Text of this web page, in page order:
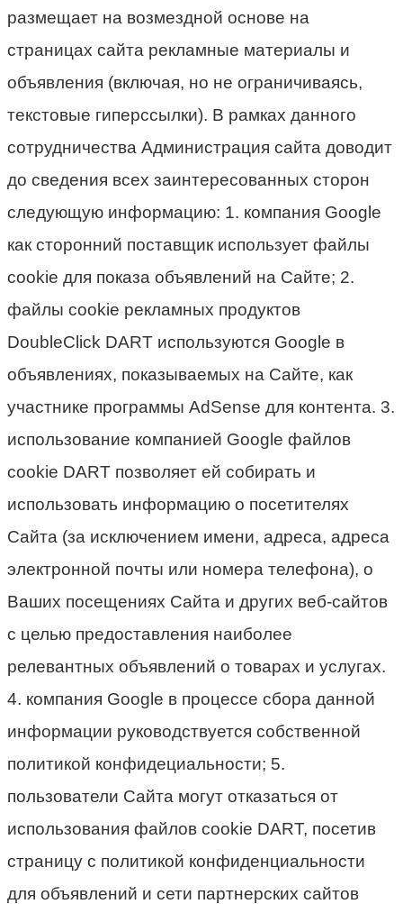
размещает на возмездной основе на
страницах сайта рекламные материалы и
объявления (включая, но не ограничиваясь,
текстовые гиперссылки). В рамках данного
сотрудничества Администрация сайта доводит
до сведения всех заинтересованных сторон
следующую информацию: 1. компания Google
как сторонний поставщик использует файлы
cookie для показа объявлений на Сайте; 2.
файлы cookie рекламных продуктов
DoubleClick DART используются Google в
объявлениях, показываемых на Сайте, как
участнике программы AdSense для контента. 3.
использование компанией Google файлов
cookie DART позволяет ей собирать и
использовать информацию о посетителях
Сайта (за исключением имени, адреса, адреса
электронной почты или номера телефона), о
Ваших посещениях Сайта и других веб-сайтов
с целью предоставления наиболее
релевантных объявлений о товарах и услугах.
4. компания Google в процессе сбора данной
информации руководствуется собственной
политикой конфидециальности; 5.
пользователи Сайта могут отказаться от
использования файлов cookie DART, посетив
страницу с политикой конфиденциальности
для объявлений и сети партнерских сайтов